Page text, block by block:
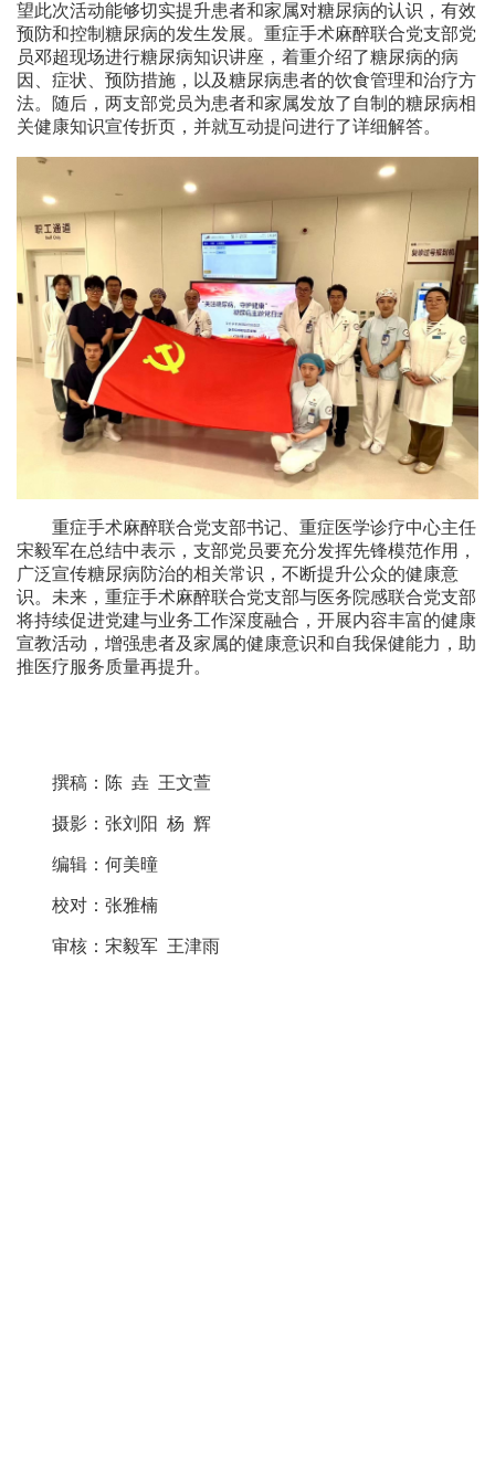
望此次活动能够切实提升患者和家属对糖尿病的认识，有效
预防和控制糖尿病的发生发展。重症手术麻醉联合党支部党
员邓超现场进行糖尿病知识讲座，着重介绍了糖尿病的病
因、症状、预防措施，以及糖尿病患者的饮食管理和治疗方
法。随后，两支部党员为患者和家属发放了自制的糖尿病相
关健康知识宣传折页，并就互动提问进行了详细解答。
重症手术麻醉联合党支部书记、重症医学诊疗中心主任
宋毅军在总结中表示，支部党员要充分发挥先锋模范作用，
广泛宣传糖尿病防治的相关常识，不断提升公众的健康意
识。未来，重症手术麻醉联合党支部与医务院感联合党支部
将持续促进党建与业务工作深度融合，开展内容丰富的健康
宣教活动，增强患者及家属的健康意识和自我保健能力，助
推医疗服务质量再提升。
撰稿：陈 垚 王文萱
摄影：张刘阳 杨 辉
编辑：何美曈
校对：张雅楠
审核：宋毅军 王津雨